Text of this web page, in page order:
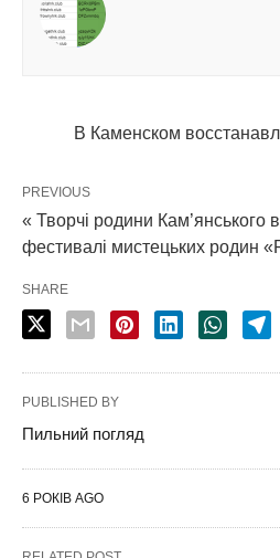
В Каменском
PREVIOUS
« Творчі родини Кам’янського
фестивалі мистецьких родин
SHARE
PUBLISHED BY
Пильний погляд
6 РОКІВ AGO